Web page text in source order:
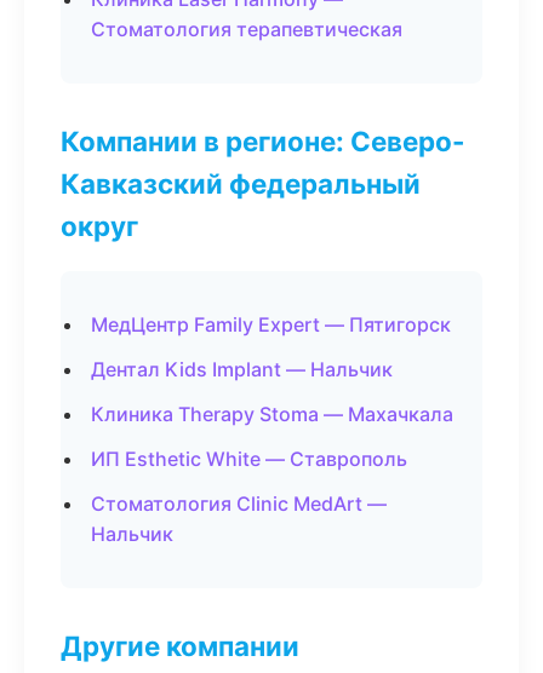
Стоматология терапевтическая
Компании в регионе: Северо-
Кавказский федеральный
округ
МедЦентр Family Expert — Пятигорск
Дентал Kids Implant — Нальчик
Клиника Therapy Stoma — Махачкала
ИП Esthetic White — Ставрополь
Стоматология Clinic MedArt —
Нальчик
Другие компании